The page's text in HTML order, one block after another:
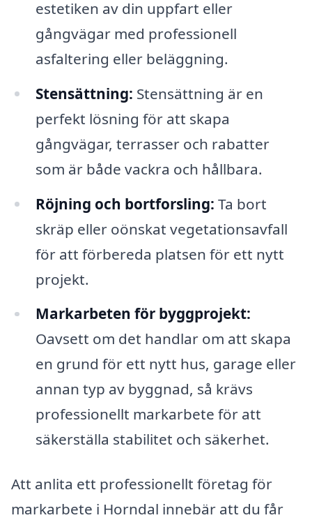
estetiken av din uppfart eller
gångvägar med professionell
asfaltering eller beläggning.
Stensättning: Stensättning är en
perfekt lösning för att skapa
gångvägar, terrasser och rabatter
som är både vackra och hållbara.
Röjning och bortforsling: Ta bort
skräp eller oönskat vegetationsavfall
för att förbereda platsen för ett nytt
projekt.
Markarbeten för byggprojekt:
Oavsett om det handlar om att skapa
en grund för ett nytt hus, garage eller
annan typ av byggnad, så krävs
professionellt markarbete för att
säkerställa stabilitet och säkerhet.
Att anlita ett professionellt företag för
markarbete i Horndal innebär att du får